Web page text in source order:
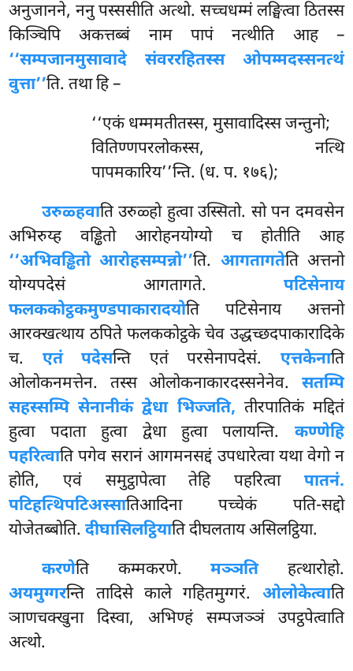
अनुजानने, ननु पस्ससीति अत्थो. सच्चधम्मं लङ्घित्वा ठितस्स
किञ्चिपि अकत्तब्बं नाम पापं नत्थीति आह –
‘‘सम्पजानमुसावादे संवररहितस्स ओपम्मदस्सनत्थं
वुत्ता’’ति. तथा हि –
‘‘एकं धम्ममतीतस्स, मुसावादिस्स जन्तुनो;
वितिण्णपरलोकस्स, नत्थि
पापमकारिय’’न्ति. (ध. प. १७६);
उरुळ्हवाति उरुळ्हो हुत्वा उस्सितो. सो पन दमवसेन
अभिरुय्ह वड्ढितो आरोहनयोग्यो च होतीति आह
‘‘अभिवड्ढितो आरोहसम्पन्नो’’ति. आगतागतेति अत्तनो
योग्यपदेसं आगतागते. पटिसेनाय
फलककोट्ठकमुण्डपाकारादयोति पटिसेनाय अत्तनो
आरक्खत्थाय ठपिते फलककोट्ठके चेव उद्धच्छदपाकारादिके
च. एतं पदेसन्ति एतं परसेनापदेसं. एत्तकेनाति
ओलोकनमत्तेन. तस्स ओलोकनाकारदस्सनेनेव. सतम्पि
सहस्सम्पि सेनानीकं द्वेधा भिज्जति, तीरपातिकं मद्दितं
हुत्वा पदाता हुत्वा द्वेधा हुत्वा पलायन्ति. कण्णेहि
पहरित्वाति पगेव सरानं आगमनसद्दं उपधारेत्वा यथा वेगो न
होति, एवं समुट्ठापेत्वा तेहि पहरित्वा पातनं.
पटिहत्थिपटिअस्सातिआदिना पच्चेकं पति-सद्दो
योजेतब्बोति.दीघासिलट्ठियाति दीघलताय असिलट्ठिया.
करणेति कम्मकरणे.मञ्ञतिहत्थारोहो.
अयमुग्गरन्ति तादिसे काले गहितमुग्गरं. ओलोकेत्वाति
ञाणचक्खुना दिस्वा, अभिण्हं सम्पजञ्ञं उपट्ठपेत्वाति
अत्थो.